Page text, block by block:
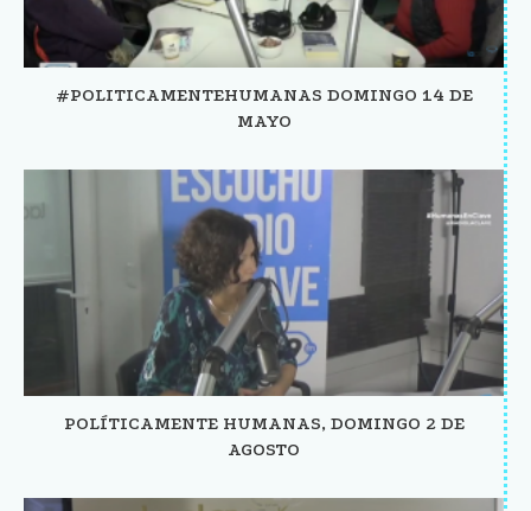
#POLITICAMENTEHUMANAS DOMINGO 14 DE
MAYO
POLÍTICAMENTE HUMANAS, DOMINGO 2 DE
AGOSTO